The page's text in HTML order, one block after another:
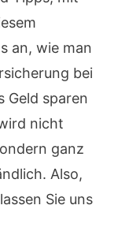
an, wie man
bei
Geld sparen
nicht
ganz
Also,
Sie uns